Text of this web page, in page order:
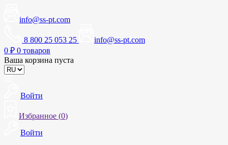
info@ss-pt.com
8 800 25 053 25
info@ss-pt.com
0 ₽ 0 товаров
Ваша корзина пуста
Войти
Избранное (0)
Войти